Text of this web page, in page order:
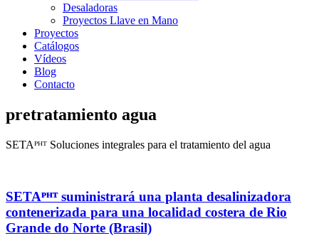
Desaladoras
Proyectos Llave en Mano
Proyectos
Catálogos
Vídeos
Blog
Contacto
pretratamiento agua
SETAᴾᴴᵀ Soluciones integrales para el tratamiento del agua
SETAᴾᴴᵀ suministrará una planta desalinizadora
contenerizada para una localidad costera de Rio
Grande do Norte (Brasil)